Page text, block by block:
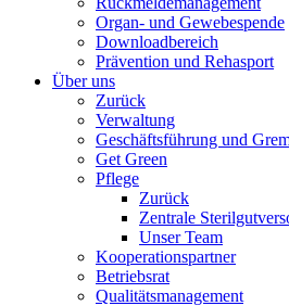
Organ- und Gewebespende
Downloadbereich
Prävention und Rehasport
Über uns
Zurück
Verwaltung
Geschäftsführung und
Get Green
Pflege
Zurück
Zentrale
Unser Team
Kooperationspartner
Betriebsrat
Qualitätsmanagement